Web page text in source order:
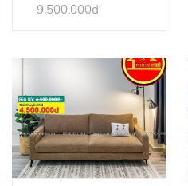
9.500.000đ